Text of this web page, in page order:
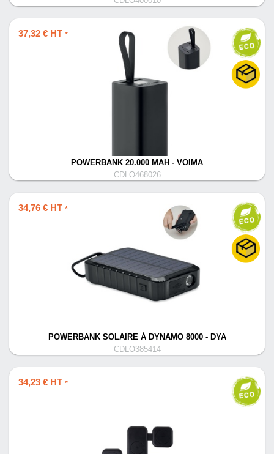
37,32 € HT *
POWERBANK 20.000 MAH - VOIMA
CDLO468026
34,76 € HT *
POWERBANK SOLAIRE À DYNAMO 8000 - DYA
CDLO385414
34,23 € HT *